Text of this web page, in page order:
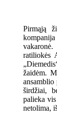
Pirmąją
ratiliokės
žaidėm.
širdžiai,
palieka
netolima,